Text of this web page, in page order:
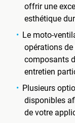
offrir une
esthétique
Le moto-
opérations
composants
entretien
Plusieurs
disponibles
de votre